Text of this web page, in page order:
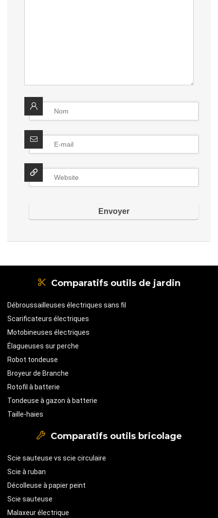
Comparatifs outils de jardin
Débroussailleuses électriques sans fil
Scarificateurs électriques
Motobineuses électriques
Élagueuses sur perche
Robot tondeuse
Broyeur de Branche
Rotofil à batterie
Tondeuse à gazon à batterie
Taille-haies
Comparatifs outils bricolage
Scie sauteuse vs scie circulaire
Scie à ruban
Décolleuse à papier peint
Scie sauteuse
Malaxeur électrique